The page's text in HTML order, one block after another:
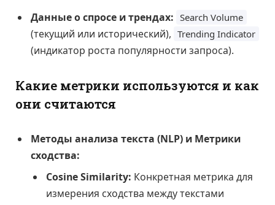
Данные о спросе и трендах: Search Volume
(текущий или исторический), Trending Indicator
(индикатор роста популярности запроса).
Какие метрики используются и как
они считаются
Методы анализа текста (NLP) и Метрики
сходства:
Cosine Similarity: Конкретная метрика для
измерения сходства между текстами